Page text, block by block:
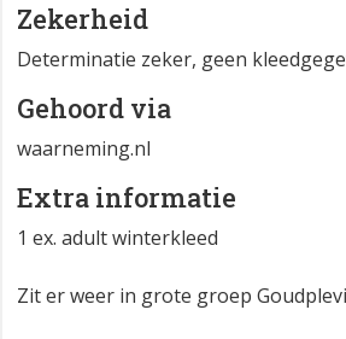
Zekerheid
Determinatie zeker, geen
Gehoord via
waarneming.nl
Extra informatie
1 ex. adult winterkleed
Zit er weer in grote groep